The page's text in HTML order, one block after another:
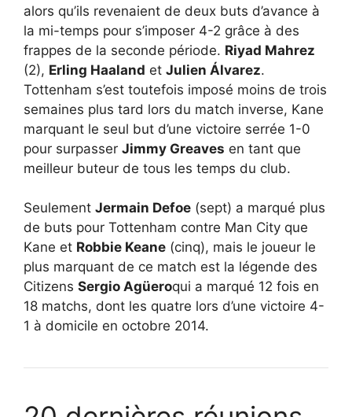
alors qu’ils revenaient de deux buts d’avance à
la mi-temps pour s’imposer 4-2 grâce à des
frappes de la seconde période. Riyad Mahrez
(2), Erling Haaland et Julien Álvarez.
Tottenham s’est toutefois imposé moins de trois
semaines plus tard lors du match inverse, Kane
marquant le seul but d’une victoire serrée 1-0
pour surpasser Jimmy Greaves en tant que
meilleur buteur de tous les temps du club.
Seulement Jermain Defoe (sept) a marqué plus
de buts pour Tottenham contre Man City que
Kane et Robbie Keane (cinq), mais le joueur le
plus marquant de ce match est la légende des
Citizens Sergio Agüeroqui a marqué 12 fois en
18 matchs, dont les quatre lors d’une victoire 4-
1 à domicile en octobre 2014.